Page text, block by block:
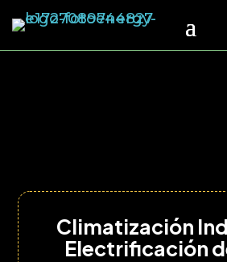
Climatización
Electrificación